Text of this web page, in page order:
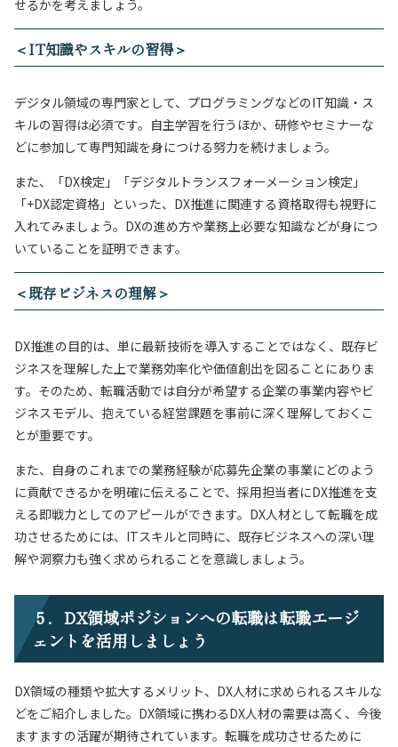
せるかを考えましょう。
＜IT知識やスキルの習得＞
デジタル領域の専門家として、プログラミングなどのIT知識・ス
キルの習得は必須です。自主学習を行うほか、研修やセミナーな
どに参加して専門知識を身につける努力を続けましょう。
また、「DX検定」「デジタルトランスフォーメーション検定」
「+DX認定資格」といった、DX推進に関連する資格取得も視野に
入れてみましょう。DXの進め方や業務上必要な知識などが身につ
いていることを証明できます。
＜既存ビジネスの理解＞
DX推進の目的は、単に最新技術を導入することではなく、既存ビ
ジネスを理解した上で業務効率化や価値創出を図ることにありま
す。そのため、転職活動では自分が希望する企業の事業内容やビ
ジネスモデル、抱えている経営課題を事前に深く理解しておくこ
とが重要です。
また、自身のこれまでの業務経験が応募先企業の事業にどのよう
に貢献できるかを明確に伝えることで、採用担当者にDX推進を支
える即戦力としてのアピールができます。DX人材として転職を成
功させるためには、ITスキルと同時に、既存ビジネスへの深い理
解や洞察力も強く求められることを意識しましょう。
５．DX領域ポジションへの転職は転職エージ
ェントを活用しましょう
DX領域の種類や拡大するメリット、DX人材に求められるスキルな
どをご紹介しました。DX領域に携わるDX人材の需要は高く、今後
ますますの活躍が期待されています。転職を成功させるために